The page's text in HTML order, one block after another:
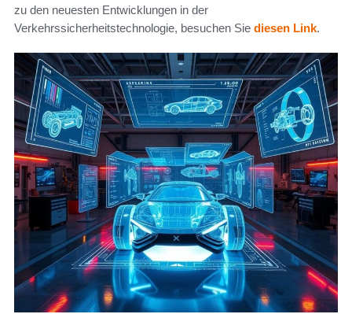
zu den neuesten Entwicklungen in der
Verkehrssicherheitstechnologie, besuchen Sie diesen Link.